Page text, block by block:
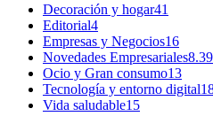
Decoración y hogar41
Editorial4
Empresas y Negocios16
Novedades Empresariales
Ocio y Gran consumo13
Tecnología y entorno digital
Vida saludable15